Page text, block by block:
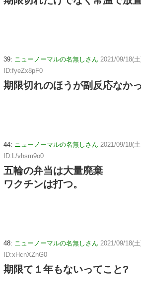
39: ニューノーマルの名無しさん 2021/09/18(
ID:fyeZx8pF0
期限切れのほうが副反応なか
44: ニューノーマルの名無しさん 2021/09/18(
ID:L/vhsm9o0
五輪の弁当は大量廃棄
ワクチンは打つ。
48: ニューノーマルの名無しさん 2021/09/18(
ID:xHcnXZnG0
期限て１年もないってこと?